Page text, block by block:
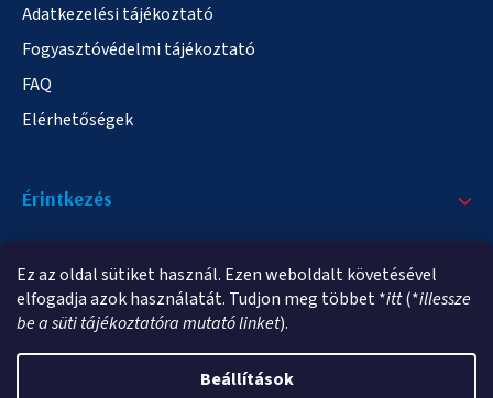
Ez az oldal sütiket használ. Ezen weboldalt követésével
elfogadja azok használatát. Tudjon meg többet *itt(*illessze
be a süti tájékoztatóra mutató linket).
Beállítások
Adatkezelési tájékoztató
Fogyasztóvédelmi tájékoztató
FAQ
Elérhetőségek
Érintkezés
info@elampa.hu
elampa.hu. Minden jog fenntartva.